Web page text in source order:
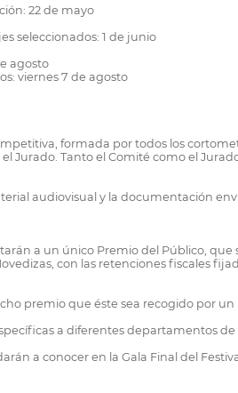
22 de mayo
seleccionados: 1 de junio
agosto
viernes 7 de agosto
formada por todos los
Jurado. Tanto el Comité como el
audiovisual y la documentación
a un único Premio del Público,
con las retenciones fiscales
premio que éste sea recogido por
a diferentes departamentos
a conocer en la Gala Final del